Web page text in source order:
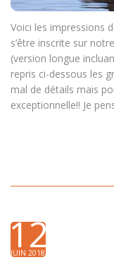
Voici les impressions
s’être inscrite sur
(version longue
repris ci-dessous les
mal de détails mais
exceptionnelle!! Je
12
JUIN 2018